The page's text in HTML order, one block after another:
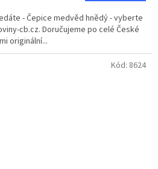
- Čepice medvěd hnědý - vyberte
cb.cz. Doručujeme po celé České
originální...
Kód: 8624